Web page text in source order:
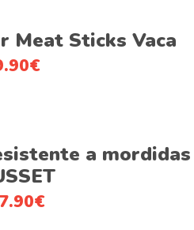
Meat Sticks Vaca
€
a mordidas
€